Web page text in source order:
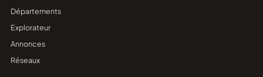
Départements
Explorateur
Annonces
Réseaux